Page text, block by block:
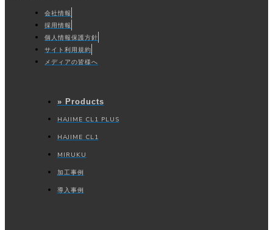
会社情報
採用情報
個人情報保護方針
サイト利用規約
メディアの皆様へ
» Products
HAJIME CL1 PLUS
HAJIME CL1
MIRUKU
加工事例
導入事例